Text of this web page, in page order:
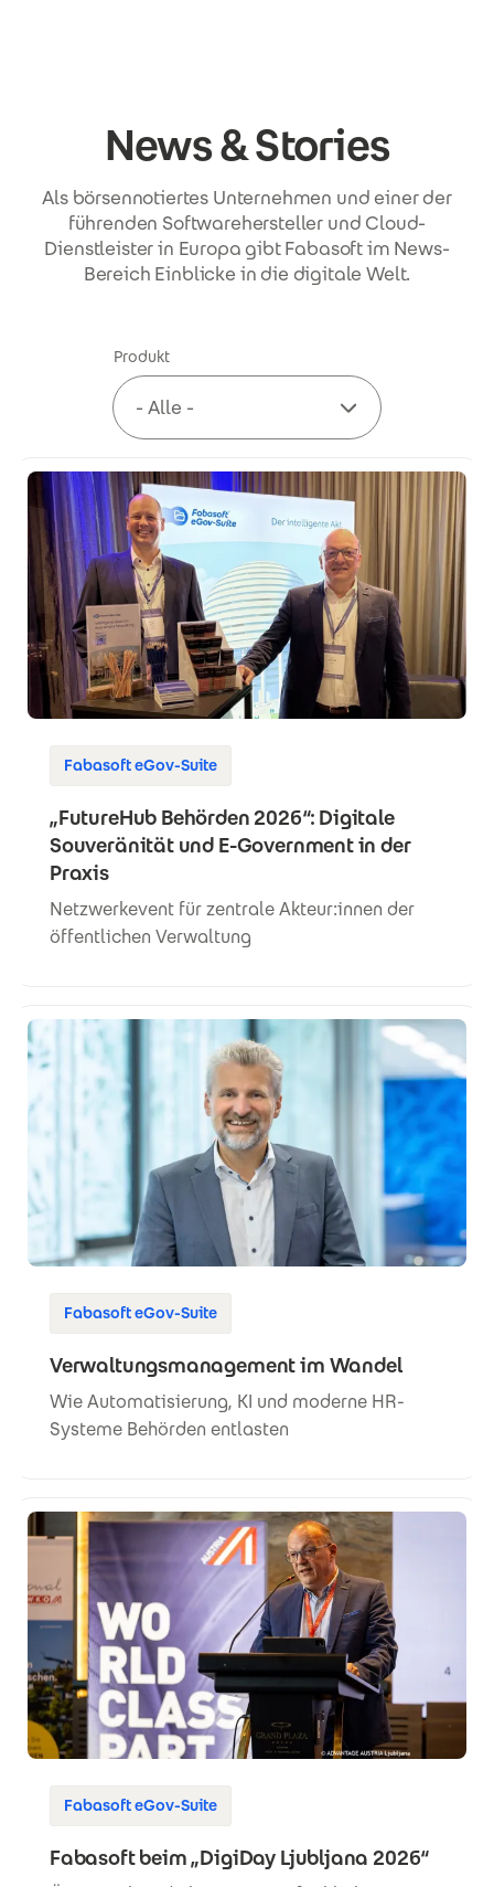
News & Stories
Als börsennotiertes Unternehmen und einer der
führenden Softwarehersteller und Cloud-
Dienstleister in Europa gibt Fabasoft im News-
Bereich Einblicke in die digitale Welt.
Produkt
Fabasoft eGov-Suite
„FutureHub Behörden 2026“: Digitale
Souveränität und E-Government in der
Praxis
Netzwerkevent für zentrale Akteur:innen der
öffentlichen Verwaltung
Fabasoft eGov-Suite
Verwaltungsmanagement im Wandel
Wie Automatisierung, KI und moderne HR-
Systeme Behörden entlasten
Fabasoft eGov-Suite
Fabasoft beim „DigiDay Ljubljana 2026“